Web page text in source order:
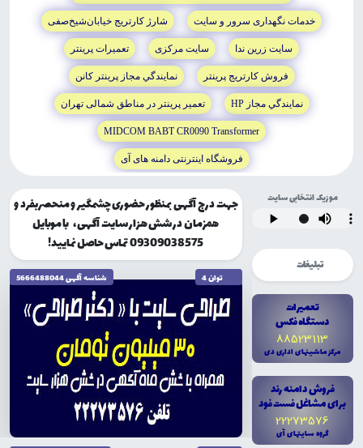
خدمات نگهدارى سرور و سايت شارژ کارتريج خيابان‌شيخ‌صفى
سايت زرين ندا سايت مرکزى تعميرات پرينتر
فروش کارتريج پرينتر نمايندگي مجاز پرينتر کانن
نمايندگي مجاز HP تعمير پرينتر در مناطق شمالى تهران
MIDCOM BABT CR0090 Transformer
فروشگاه اينترنتى دامنه هاى آى
موزیک انتخابی سایت
تبلیغات
تعميرات
دستگاه فکس
88523113
مرکز ماشينهاى ادارى دى
فروش دامنه رند
براى مشاغل فست فود
22273576
گروه سايتهاى آى
جهت درج آگهی بمنظور حضوری چشمگیر و منحصربفرد و
همزمان در شش هزار سایت آگهی، با موبایل
09309038575 تماس حاصل نمایید!
توان 4 شناسه آگهى 5666488044